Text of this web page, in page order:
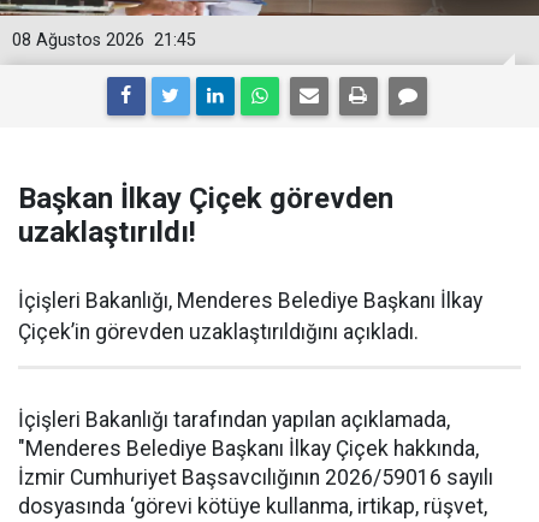
21:45
08 Ağustos 2026
Başkan İlkay Çiçek görevden
uzaklaştırıldı!
İçişleri Bakanlığı, Menderes Belediye Başkanı İlkay
Çiçek’in görevden uzaklaştırıldığını açıkladı.
İçişleri Bakanlığı tarafından yapılan açıklamada,
"Menderes Belediye Başkanı İlkay Çiçek hakkında,
İzmir Cumhuriyet Başsavcılığının 2026/59016 sayılı
dosyasında ‘görevi kötüye kullanma, irtikap, rüşvet,